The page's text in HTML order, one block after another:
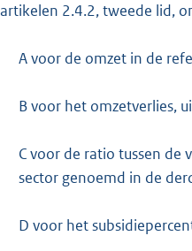
2.4.2, tweede lid,
A voor de omzet in de
B voor het omzetverlies,
C voor de ratio tussen de
sector genoemd in de
D voor het